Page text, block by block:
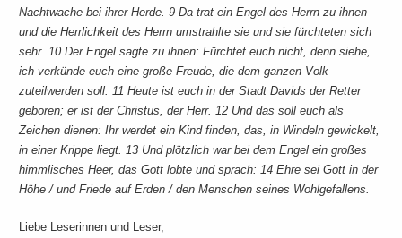
Nachtwache bei ihrer Herde. 9 Da trat ein Engel des Herrn zu ihnen
und die Herrlichkeit des Herrn umstrahlte sie und sie fürchteten sich
sehr. 10 Der Engel sagte zu ihnen: Fürchtet euch nicht, denn siehe,
ich verkünde euch eine große Freude, die dem ganzen Volk
zuteilwerden soll: 11 Heute ist euch in der Stadt Davids der Retter
geboren; er ist der Christus, der Herr. 12 Und das soll euch als
Zeichen dienen: Ihr werdet ein Kind finden, das, in Windeln gewickelt,
in einer Krippe liegt. 13 Und plötzlich war bei dem Engel ein großes
himmlisches Heer, das Gott lobte und sprach: 14 Ehre sei Gott in der
Höhe / und Friede auf Erden / den Menschen seines Wohlgefallens.
Liebe Leserinnen und Leser,